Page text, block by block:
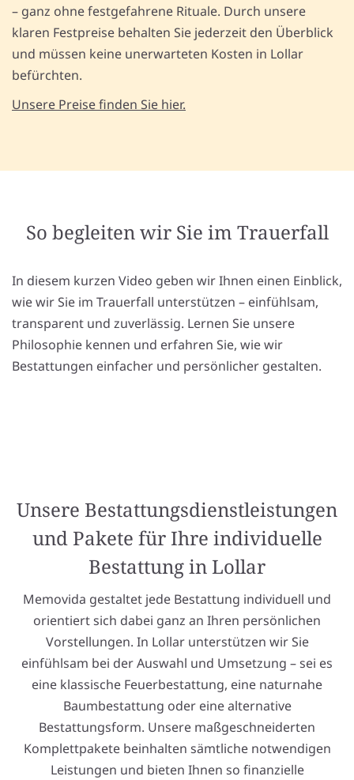
– ganz ohne festgefahrene Rituale. Durch unsere
klaren Festpreise behalten Sie jederzeit den Überblick
und müssen keine unerwarteten Kosten in Lollar
befürchten.
Unsere Preise finden Sie hier.
So begleiten wir Sie im Trauerfall
In diesem kurzen Video geben wir Ihnen einen Einblick,
wie wir Sie im Trauerfall unterstützen – einfühlsam,
transparent und zuverlässig. Lernen Sie unsere
Philosophie kennen und erfahren Sie, wie wir
Bestattungen einfacher und persönlicher gestalten.
Unsere Bestattungsdienstleistungen
und Pakete für Ihre individuelle
Bestattung in Lollar
Memovida gestaltet jede Bestattung individuell und
orientiert sich dabei ganz an Ihren persönlichen
Vorstellungen. In Lollar unterstützen wir Sie
einfühlsam bei der Auswahl und Umsetzung – sei es
eine klassische Feuerbestattung, eine naturnahe
Baumbestattung oder eine alternative
Bestattungsform. Unsere maßgeschneiderten
Komplettpakete beinhalten sämtliche notwendigen
Leistungen und bieten Ihnen so finanzielle